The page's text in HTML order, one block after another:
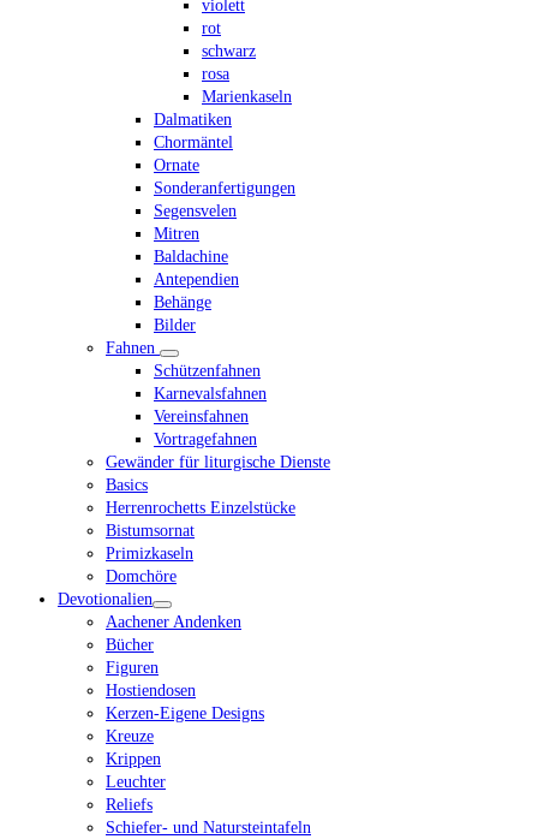
violett
rot
schwarz
rosa
Marienkaseln
Dalmatiken
Chormäntel
Ornate
Sonderanfertigungen
Segensvelen
Mitren
Baldachine
Antependien
Behänge
Bilder
Fahnen
Schützenfahnen
Karnevalsfahnen
Vereinsfahnen
Vortragefahnen
Gewänder für liturgische Dienste
Basics
Herrenrochetts Einzelstücke
Bistumsornat
Primizkaseln
Domchöre
Devotionalien
Aachener Andenken
Bücher
Figuren
Hostiendosen
Kerzen-Eigene Designs
Kreuze
Krippen
Leuchter
Reliefs
Schiefer- und Natursteintafeln